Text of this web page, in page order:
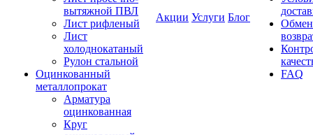
вытяжной ПВЛ
Лист рифленый
Лист
холоднокатаный
Рулон стальной
Оцинкованный
металлопрокат
Арматура
оцинкованная
Круг
Акции Услуги Блог
FAQ